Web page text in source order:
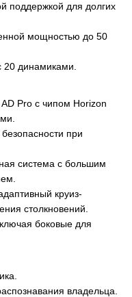
поддержкой для долгих
мощностью до 50
20 динамиками.
Pro с чипом Horizon
при
система с большим
круиз-
столкновений.
боковые для
владельца.